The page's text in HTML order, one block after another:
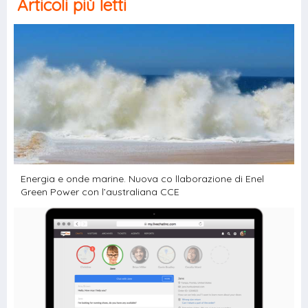
Articoli più letti
Energia e onde marine. Nuova co llaborazione di Enel
Green Power con l’australiana CCE